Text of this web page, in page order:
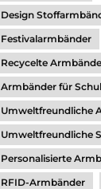
Design
Festivalarmbänder
Recycelte
Armbänder für
Umweltfreundliche
Umweltfreundliche
Personalisierte
RFID-Armbänder